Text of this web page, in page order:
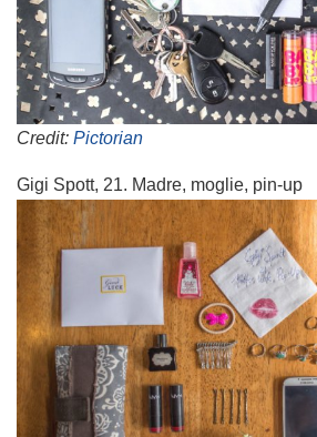
Credit: Pictorian
Gigi Spott, 21. Madre, moglie, pin-up